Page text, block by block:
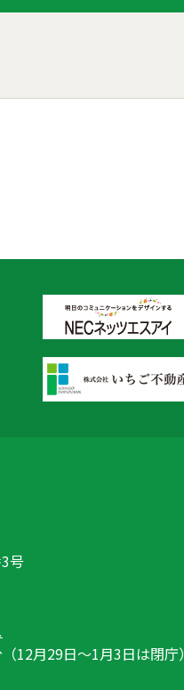
号
12月29日〜1月3日は閉庁）